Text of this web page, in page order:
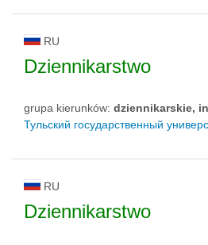
RU
Dziennikarstwo
grupa kierunków: dziennikarskie,
Тульский государственный
RU
Dziennikarstwo